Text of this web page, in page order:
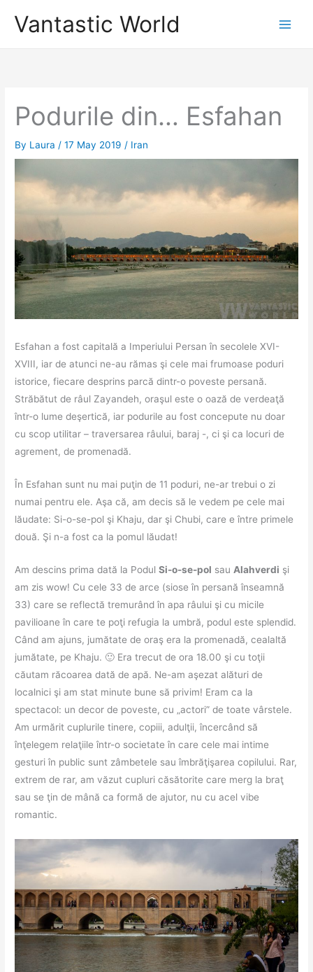
Vantastic World
Podurile din… Esfahan
By Laura/17 May 2019/ Iran
Esfahan a fost capitală a Imperiului Persan în secolele XVI-
XVIII, iar de atunci ne-au rămas şi cele mai frumoase poduri
istorice, fiecare desprins parcă dintr-o poveste persană.
Străbătut de râul Zayandeh, oraşul este o oază de verdeaţă
într-o lume deşertică, iar podurile au fost concepute nu doar
cu scop utilitar – traversarea râului, baraj -, ci şi ca locuri de
agrement, de promenadă.
În Esfahan sunt nu mai puţin de 11 poduri, ne-ar trebui o zi
numai pentru ele. Aşa că, am decis să le vedem pe cele mai
lăudate: Si-o-se-pol şi Khaju, dar şi Chubi, care e între primele
două. Şi n-a fost ca la pomul lăudat!
Am descins prima dată la PodulSi-o-se-pol sau Alahverdi şi
am zis wow! Cu cele 33 de arce (siose în persană înseamnă
33) care se reflectă tremurând în apa râului şi cu micile
pavilioane în care te poţi refugia la umbră, podul este splendid.
Când am ajuns, jumătate de oraş era la promenadă, cealaltă
jumătate, pe Khaju. 🙂 Era trecut de ora 18.00 şi cu toţii
căutam răcoarea dată de apă. Ne-am aşezat alături de
localnici şi am stat minute bune să privim! Eram ca la
spectacol: un decor de poveste, cu „actori” de toate vârstele.
Am urmărit cuplurile tinere, copiii, adulţii, încercând să
înţelegem relaţiile într-o societate în care cele mai intime
gesturi în public sunt zâmbetele sau îmbrăţişarea copilului. Rar,
extrem de rar, am văzut cupluri căsătorite care merg la braţ
sau se ţin de mână ca formă de ajutor, nu cu acel vibe
romantic.